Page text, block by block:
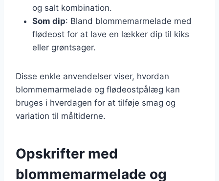
og salt kombination.
Som dip: Bland blommemarmelade med
flødeost for at lave en lækker dip til kiks
eller grøntsager.
Disse enkle anvendelser viser, hvordan
blommemarmelade og flødeostpålæg kan
bruges i hverdagen for at tilføje smag og
variation til måltiderne.
Opskrifter med
blommemarmelade og